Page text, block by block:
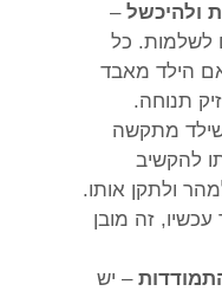
ולהיכשל –
לשלמות. כל
אם הילד מאבד
תנוחה.
מתקשה
להקשיב
ולתקן אותו.
זה מובן
– יש